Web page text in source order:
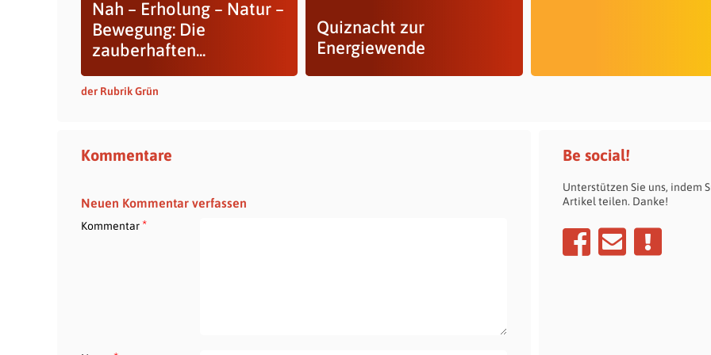
Nah – Erholung – Natur –
Bewegung: Die
zauberhaften...
Quiznacht zur
Energiewende
der Rubrik Grün
Kommentare
Neuen Kommentar verfassen
Kommentar*
Be social!
Unterstützen Sie uns, indem
Artikel teilen. Danke!